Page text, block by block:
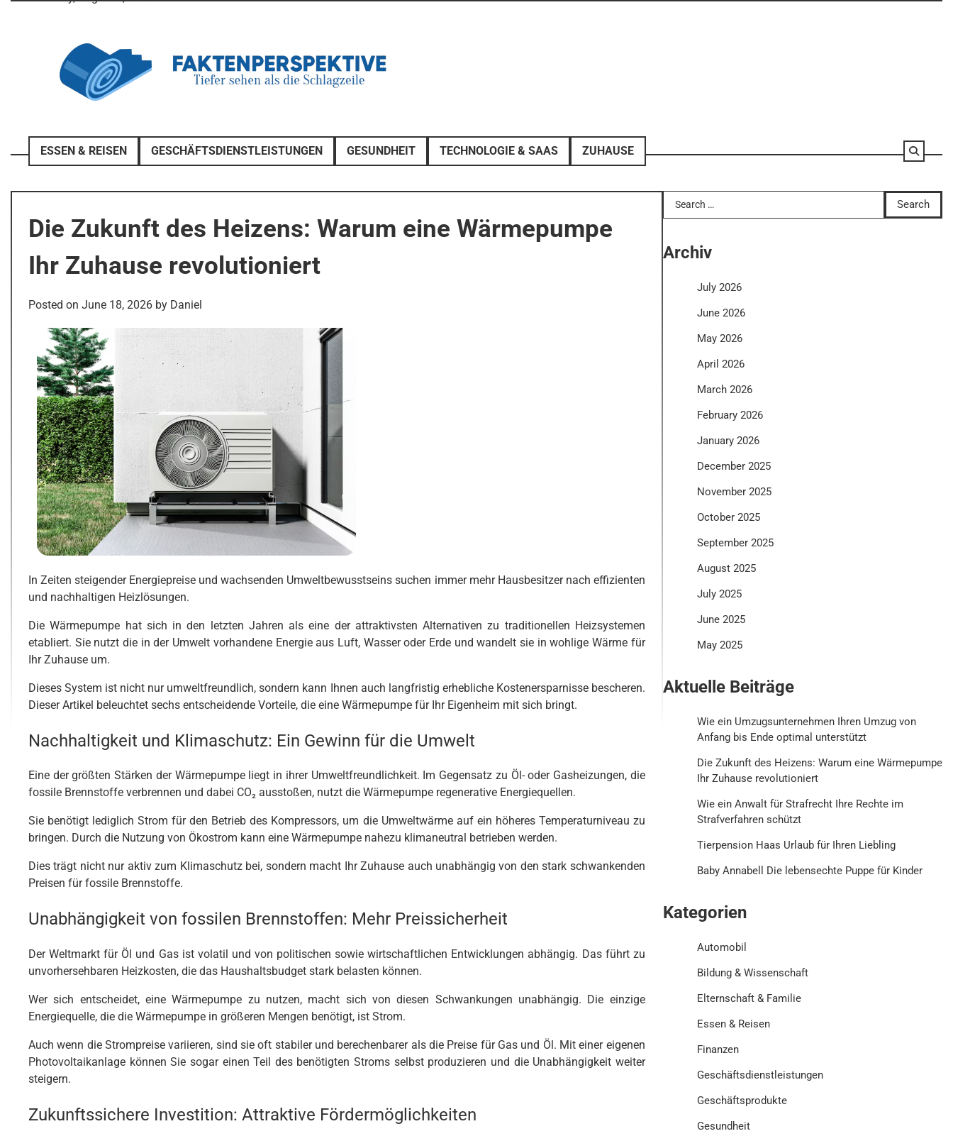
ESSEN & REISEN GESCHÄFTSDIENSTLEISTUNGEN GESUNDHEIT TECHNOLOGIE & SAAS ZUHAUSE
Die Zukunft des Heizens: Warum eine Wärmepumpe
Ihr Zuhause revolutioniert
Posted on June 18, 2026 by Daniel
In Zeiten steigender Energiepreise und wachsenden Umweltbewusstseins suchen immer mehr Hausbesitzer nach effizienten
und nachhaltigen Heizlösungen.
Die Wärmepumpe hat sich in den letzten Jahren als eine der attraktivsten Alternativen zu traditionellen Heizsystemen
etabliert. Sie nutzt die in der Umwelt vorhandene Energie aus Luft, Wasser oder Erde und wandelt sie in wohlige Wärme für
Ihr Zuhause um.
Dieses System ist nicht nur umweltfreundlich, sondern kann Ihnen auch langfristig erhebliche Kostenersparnisse bescheren.
Dieser Artikel beleuchtet sechs entscheidende Vorteile, die eine Wärmepumpe für Ihr Eigenheim mit sich bringt.
Nachhaltigkeit und Klimaschutz: Ein Gewinn für die Umwelt
Eine der größten Stärken der Wärmepumpe liegt in ihrer Umweltfreundlichkeit. Im Gegensatz zu Öl- oder Gasheizungen, die
fossile Brennstoffe verbrennen und dabei CO₂ ausstoßen, nutzt die Wärmepumpe regenerative Energiequellen.
Sie benötigt lediglich Strom für den Betrieb des Kompressors, um die Umweltwärme auf ein höheres Temperaturniveau zu
bringen. Durch die Nutzung von Ökostrom kann eine Wärmepumpe nahezu klimaneutral betrieben werden.
Dies trägt nicht nur aktiv zum Klimaschutz bei, sondern macht Ihr Zuhause auch unabhängig von den stark schwankenden
Preisen für fossile Brennstoffe.
Unabhängigkeit von fossilen Brennstoffen: Mehr Preissicherheit
Der Weltmarkt für Öl und Gas ist volatil und von politischen sowie wirtschaftlichen Entwicklungen abhängig. Das führt zu
unvorhersehbaren Heizkosten, die das Haushaltsbudget stark belasten können.
Wer sich entscheidet, eine Wärmepumpe zu nutzen, macht sich von diesen Schwankungen unabhängig. Die einzige
Energiequelle, die die Wärmepumpe in größeren Mengen benötigt, ist Strom.
Auch wenn die Strompreise variieren, sind sie oft stabiler und berechenbarer als die Preise für Gas und Öl. Mit einer eigenen
Photovoltaikanlage können Sie sogar einen Teil des benötigten Stroms selbst produzieren und die Unabhängigkeit weiter
steigern.
Zukunftssichere Investition: Attraktive Fördermöglichkeiten
Search
for:
Archiv
July 2026
June 2026
May 2026
April 2026
March 2026
February 2026
January 2026
December 2025
November 2025
October 2025
September 2025
August 2025
July 2025
June 2025
May 2025
Aktuelle Beiträge
Wie ein Umzugsunternehmen Ihren Umzug von
Anfang bis Ende optimal unterstützt
Die Zukunft des Heizens: Warum eine Wärmepumpe
Ihr Zuhause revolutioniert
Wie ein Anwalt für Strafrecht Ihre Rechte im
Strafverfahren schützt
Tierpension Haas Urlaub für Ihren Liebling
Baby Annabell Die lebensechte Puppe für Kinder
Kategorien
Automobil
Bildung & Wissenschaft
Elternschaft & Familie
Essen & Reisen
Finanzen
Geschäftsdienstleistungen
Geschäftsprodukte
Gesundheit